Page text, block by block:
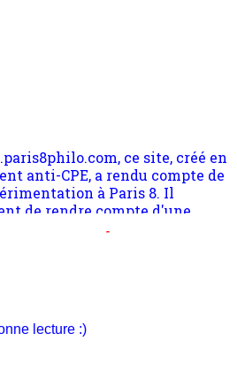
de rendre compte d'une
paradigmes philosophiques
ou du Surpli, omme la
classique. Nous avons
d'emblée dans la modernité
à un plus grand nombre de
des liens depuis votre site.
lecture :)